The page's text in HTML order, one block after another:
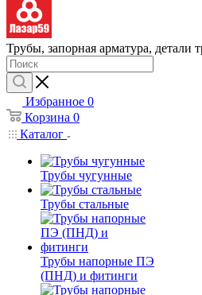
Трубы, запорная арматура, детали
Избранное 0
Корзина 0
Каталог
Трубы чугунные
Трубы стальные
Трубы напорные ПЭ
(ПНД) и фитинги